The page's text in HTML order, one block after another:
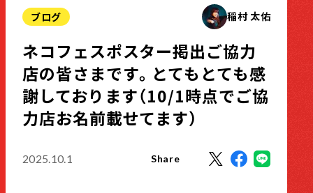
ブログ 稲村 太佑
ネコフェスポスター掲出ご協力
店の皆さまです。とてもとても感
謝しております（10/1時点でご協
力店お名前載せてます）
2025.10.1 Share